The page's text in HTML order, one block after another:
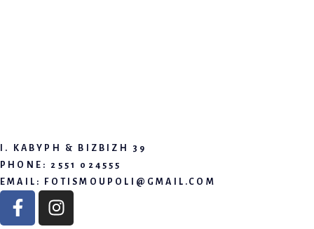
Ι. ΚΑΒΥΡΗ & ΒΙΖΒΙΖΗ 39
PHONE: 2551 024555
EMAIL:
FOTISMOUPOLI@GMAIL.COM